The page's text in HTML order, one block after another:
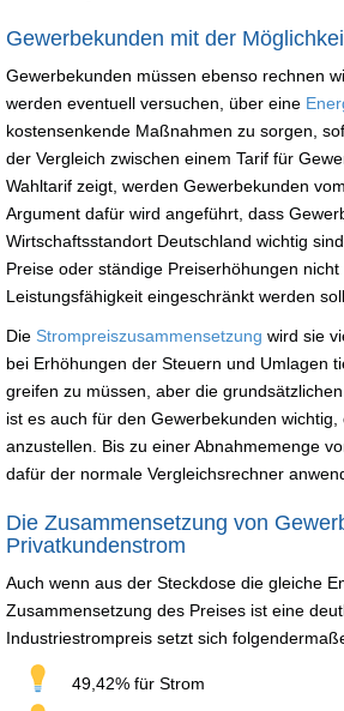
Gewerbekunden mit der
Gewerbekunden müssen ebenso rechnen
werden eventuell versuchen, über eine
kostensenkende Maßnahmen zu sorgen,
der Vergleich zwischen einem Tarif für
Wahltarif zeigt, werden Gewerbekunden
Argument dafür wird angeführt, dass
Wirtschaftsstandort Deutschland wichtig
Preise oder ständige Preiserhöhungen nicht
Leistungsfähigkeit eingeschränkt werden
Die Strompreiszusammensetzung wird sie
bei Erhöhungen der Steuern und Umlagen
greifen zu müssen, aber die
ist es auch für den Gewerbekunden wichtig,
anzustellen. Bis zu einer Abnahmemenge
dafür der normale Vergleichsrechner
Die Zusammensetzung von
Privatkundenstrom
Auch wenn aus der Steckdose die gleiche
Zusammensetzung des Preises ist eine
Industriestrompreis setzt sich
49,42% für Strom